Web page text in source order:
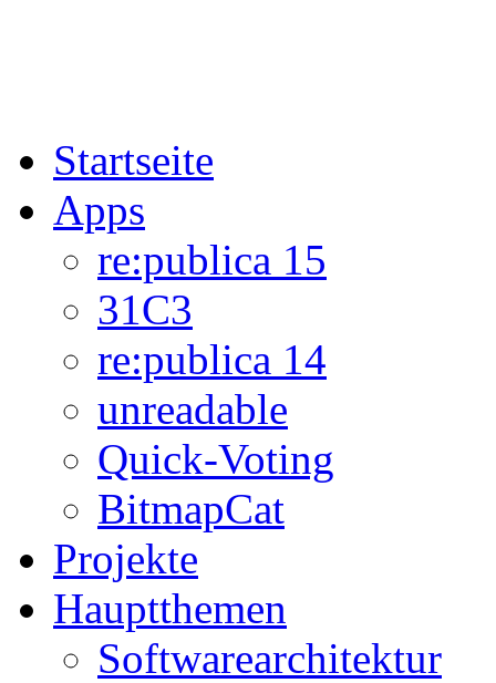
Startseite
Apps
re:publica 15
31C3
re:publica 14
unreadable
Quick-Voting
BitmapCat
Projekte
Hauptthemen
Softwarearchitektur